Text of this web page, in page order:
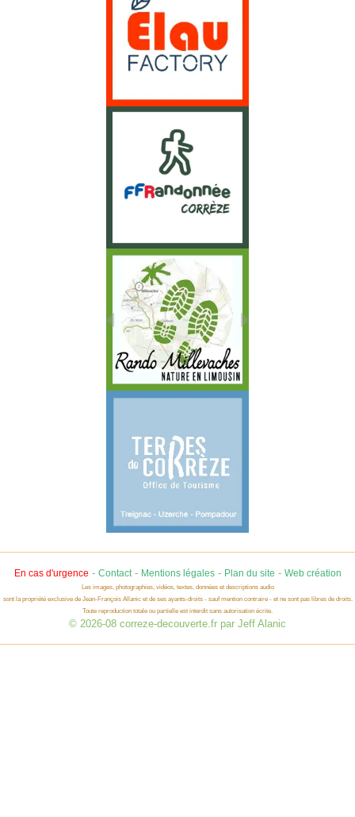
En cas d'urgence - Contact- Mentions légales- Plan du site - Web création
Les images, photographies, vidéos, textes, données et descriptions audio
sont la propriété exclusive de Jean-François Allanic et de ses ayants-droits - sauf mention contraire - et ne sont pas libres de droits.
Toute reproduction totale ou partielle est interdit sans autorisation écrite.
© 2026-08 correze-decouverte.fr par Jeff Alanic